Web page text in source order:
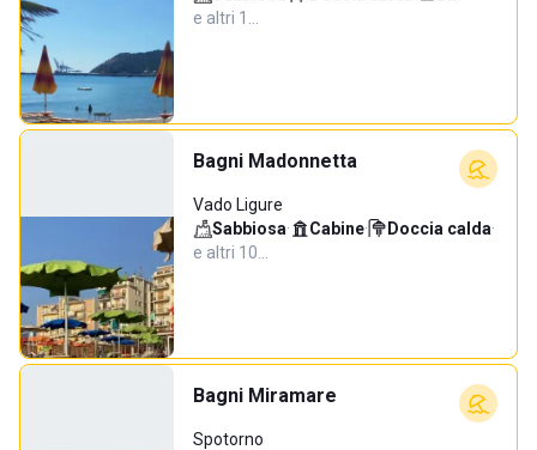
e altri 1…
Bagni Madonnetta
Vado Ligure
Sabbiosa· Cabine· Doccia calda·
e altri 10…
Bagni Miramare
Spotorno